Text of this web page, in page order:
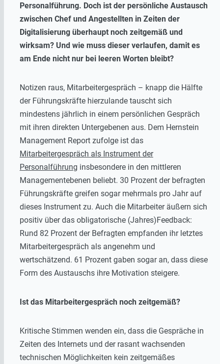
Personalführung. Doch ist der persönliche Austausch
zwischen Chef und Angestellten in Zeiten der
Digitalisierung überhaupt noch zeitgemäß und
wirksam? Und wie muss dieser verlaufen, damit es
am Ende nicht nur bei leeren Worten bleibt?
Notizen raus, Mitarbeitergespräch – knapp die Hälfte
der Führungskräfte hierzulande tauscht sich
mindestens jährlich in einem persönlichen Gespräch
mit ihren direkten Untergebenen aus. Dem Hernstein
Management Report zufolge ist das
Mitarbeitergespräch als Instrument der
Personalführung insbesondere in den mittleren
Managementebenen beliebt. 30 Prozent der befragten
Führungskräfte greifen sogar mehrmals pro Jahr auf
dieses Instrument zu. Auch die Mitarbeiter äußern sich
positiv über das obligatorische (Jahres)Feedback:
Rund 82 Prozent der Befragten empfanden ihr letztes
Mitarbeitergespräch als angenehm und
wertschätzend. 61 Prozent gaben sogar an, dass diese
Form des Austauschs ihre Motivation steigere.
Ist das Mitarbeitergespräch noch zeitgemäß?
Kritische Stimmen wenden ein, dass die Gespräche in
Zeiten des Internets und der rasant wachsenden
technischen Möglichkeiten kein zeitgemäßes